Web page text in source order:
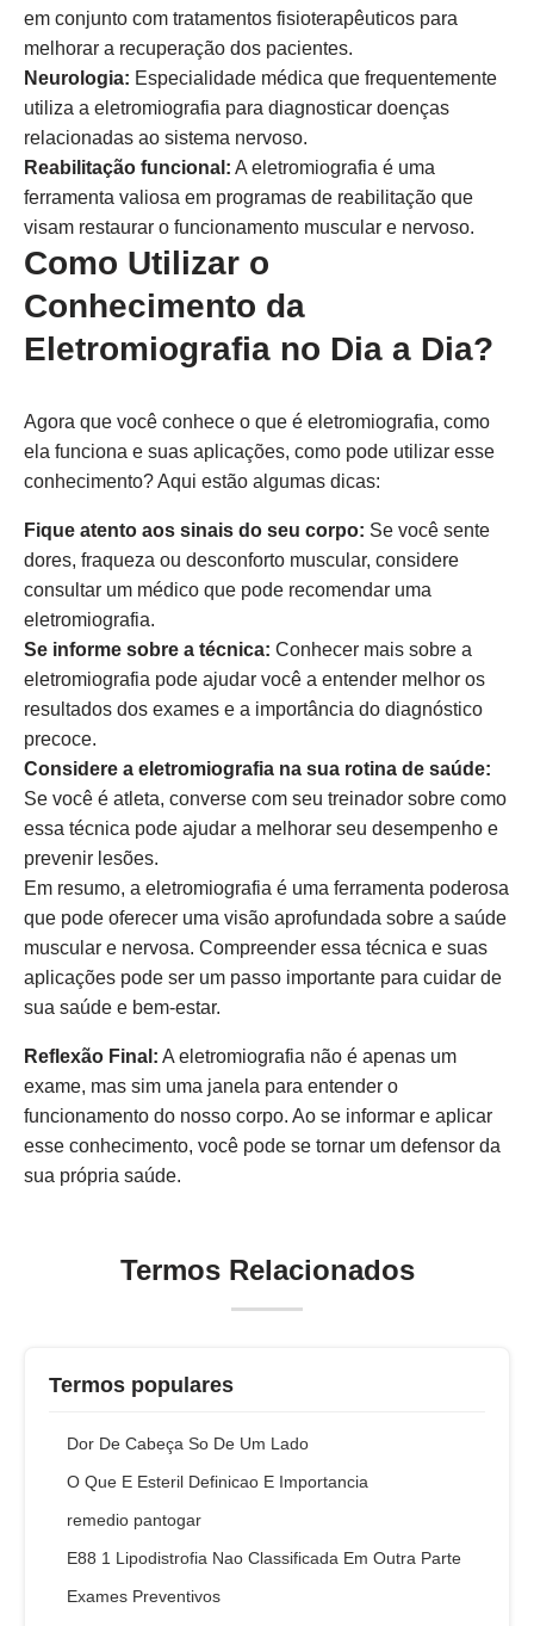
em conjunto com tratamentos fisioterapêuticos para
melhorar a recuperação dos pacientes.
Neurologia: Especialidade médica que frequentemente
utiliza a eletromiografia para diagnosticar doenças
relacionadas ao sistema nervoso.
Reabilitação funcional: A eletromiografia é uma
ferramenta valiosa em programas de reabilitação que
visam restaurar o funcionamento muscular e nervoso.
Como Utilizar o
Conhecimento da
Eletromiografia no Dia a Dia?
Agora que você conhece o que é eletromiografia, como
ela funciona e suas aplicações, como pode utilizar esse
conhecimento? Aqui estão algumas dicas:
Fique atento aos sinais do seu corpo: Se você sente
dores, fraqueza ou desconforto muscular, considere
consultar um médico que pode recomendar uma
eletromiografia.
Se informe sobre a técnica: Conhecer mais sobre a
eletromiografia pode ajudar você a entender melhor os
resultados dos exames e a importância do diagnóstico
precoce.
Considere a eletromiografia na sua rotina de saúde:
Se você é atleta, converse com seu treinador sobre como
essa técnica pode ajudar a melhorar seu desempenho e
prevenir lesões.
Em resumo, a eletromiografia é uma ferramenta poderosa
que pode oferecer uma visão aprofundada sobre a saúde
muscular e nervosa. Compreender essa técnica e suas
aplicações pode ser um passo importante para cuidar de
sua saúde e bem-estar.
Reflexão Final: A eletromiografia não é apenas um
exame, mas sim uma janela para entender o
funcionamento do nosso corpo. Ao se informar e aplicar
esse conhecimento, você pode se tornar um defensor da
sua própria saúde.
Termos Relacionados
Termos populares
Dor De Cabeça So De Um Lado
O Que E Esteril Definicao E Importancia
remedio pantogar
E88 1 Lipodistrofia Nao Classificada Em Outra Parte
Exames Preventivos